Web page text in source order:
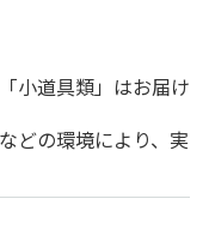
小道具類」はお届け
どの環境により、実